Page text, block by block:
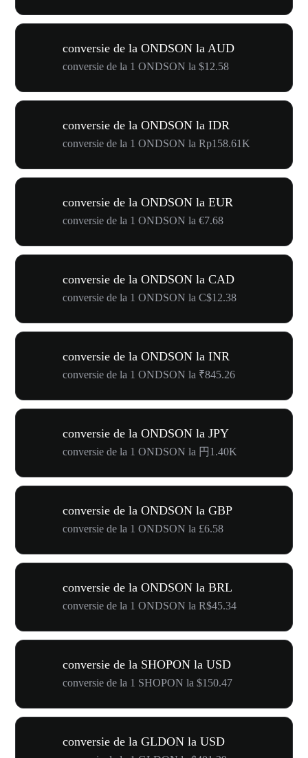
conversie de la ONDSON la AUD
conversie de la 1 ONDSON la $12.58
conversie de la ONDSON la IDR
conversie de la 1 ONDSON la Rp158.61K
conversie de la ONDSON la EUR
conversie de la 1 ONDSON la €7.68
conversie de la ONDSON la CAD
conversie de la 1 ONDSON la C$12.38
conversie de la ONDSON la INR
conversie de la 1 ONDSON la ₹845.26
conversie de la ONDSON la JPY
conversie de la 1 ONDSON la 円1.40K
conversie de la ONDSON la GBP
conversie de la 1 ONDSON la £6.58
conversie de la ONDSON la BRL
conversie de la 1 ONDSON la R$45.34
conversie de la SHOPON la USD
conversie de la 1 SHOPON la $150.47
conversie de la GLDON la USD